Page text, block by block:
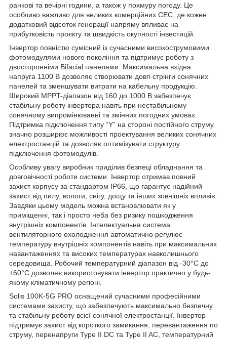
ранкові та вечірні години, а також у похмуру погоду. Це
особливо важливо для великих комерційних СЕС, де кожен
додатковий відсоток генерації напряму впливає на
прибутковість проєкту та швидкість окупності інвестицій.
Інвертор повністю сумісний із сучасними високострумовими
фотомодулями нового покоління та підтримує роботу з
двосторонніми Bifacial панелями. Максимальна вхідна
напруга 1100 В дозволяє створювати довгі стрінги сонячних
панелей та зменшувати витрати на кабельну продукцію.
Широкий MPPT-діапазон від 160 до 1000 В забезпечує
стабільну роботу інвертора навіть при нестабільному
сонячному випромінюванні та змінних погодних умовах.
Підтримка підключення типу “Y” на стороні постійного струму
значно розширює можливості проектування великих сонячних
електростанцій та дозволяє оптимізувати структуру
підключення фотомодулів.
Особливу увагу виробник приділив безпеці обладнання та
довговічності роботи системи. Інвертор отримав повний
захист корпусу за стандартом IP66, що гарантує надійний
захист від пилу, вологи, снігу, дощу та інших зовнішніх впливів.
Завдяки цьому модель можна встановлювати як у
приміщенні, так і просто неба без ризику пошкодження
внутрішніх компонентів. Інтелектуальна система
вентиляторного охолодження автоматично регулює
температуру внутрішніх компонентів навіть при максимальних
навантаженнях та високих температурах навколишнього
середовища. Робочий температурний діапазон від -30°C до
+60°C дозволяє використовувати інвертор практично у будь-
якому кліматичному регіоні.
Solis 100K-5G PRO оснащений сучасними професійними
системами захисту, що забезпечують максимально безпечну
та стабільну роботу всієї сонячної електростанції. Інвертор
підтримує захист від короткого замикання, перевантаження по
струму, перенапруги Type II DC та Type II AC, температурний